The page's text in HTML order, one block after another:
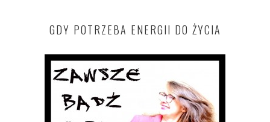
GDY POTRZEBA ENERGII DO ŻYCIA